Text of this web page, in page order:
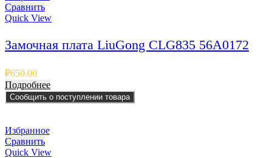
Сравнить
Quick View
Замочная плата LiuGong CLG835 56A0172
₽650.00
Подробнее
Сообщить о поступлении товара
Избранное
Сравнить
Quick View